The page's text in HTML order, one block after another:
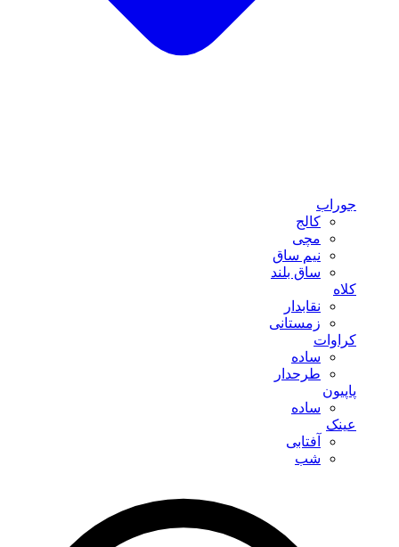
جوراب
کالج
مچی
نیم ساق
ساق بلند
کلاه
نقابدار
زمستانی
کراوات
ساده
طرحدار
پاپیون
ساده
عینک
آفتابی
شب